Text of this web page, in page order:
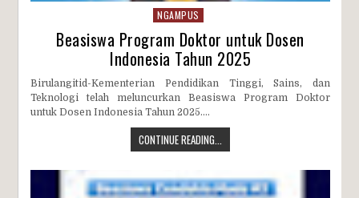
NGAMPUS
Beasiswa Program Doktor untuk Dosen
Indonesia Tahun 2025
Birulangitid-Kementerian Pendidikan Tinggi, Sains, dan
Teknologi telah meluncurkan Beasiswa Program Doktor
untuk Dosen Indonesia Tahun 2025....
CONTINUE READING...